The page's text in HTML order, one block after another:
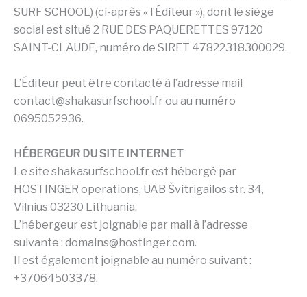
SURF SCHOOL) (ci-après « l’Éditeur »), dont le siège
social est situé 2 RUE DES PAQUERETTES 97120
SAINT-CLAUDE, numéro de SIRET 47822318300029.
L’Éditeur peut être contacté à l’adresse mail
contact@shakasurfschool.frou au numéro
0695052936.
HÉBERGEUR DU SITE INTERNET
Le site shakasurfschool.fr est hébergé par
HOSTINGER operations, UAB Švitrigailos str. 34,
Vilnius 03230 Lithuania.
L’hébergeur est joignable par mail à l’adresse
suivante : domains@hostinger.com.
Il est également joignable au numéro suivant :
+37064503378.